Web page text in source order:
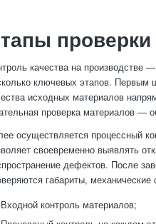
проверки
качества на производстве
ключевых этапов. Первым
исходных материалов
проверка материалов —
осуществляется процессный
своевременно выявлять
дефектов. После
габариты,
Входной контроль материалов;